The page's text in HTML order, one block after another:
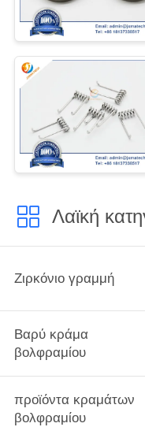
Λαϊκή
Ζιρκόνιο γραμμή
Βαρύ κράμα
βολφραμίου
προϊόντα κραμάτων
βολφραμίου